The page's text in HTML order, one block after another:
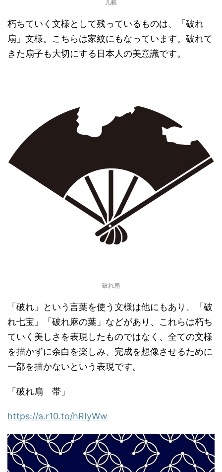
几帳
朽ちていく文様として残っているものは、「破れ
扇」文様。こちらは家紋にもなっています。破れて
きた扇子も大切にする日本人の美意識です。
破れ扇
「破れ」という言葉を使う文様は他にもあり、「破
れ七宝」「破れ麻の葉」などがあり、これらは朽ち
ていく美しさを表現したものではなく、全ての文様
を描かずに余白を楽しみ、完成を想像させるために
一部を描かないという表現です。
「破れ扇 帯」
https://a.r10.to/hRIyWw